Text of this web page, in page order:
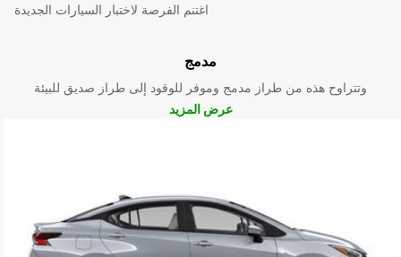
اغتنم الفرصة لاختبار السيارات الجديدة
مدمج
وتتراوح هذه من طراز مدمج وموفر للوقود إلى طراز صديق للبيئة
عرض المزيد